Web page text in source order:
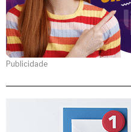
Publicidade